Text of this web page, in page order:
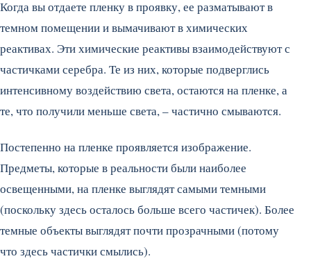
Когда вы отдаете пленку в проявку, ее разматывают в
темном помещении и вымачивают в химических
реактивах. Эти химические реактивы взаимодействуют с
частичками серебра. Те из них, которые подверглись
интенсивному воздействию света, остаются на пленке, а
те, что получили меньше света, – частично смываются.
Постепенно на пленке проявляется изображение.
Предметы, которые в реальности были наиболее
освещенными, на пленке выглядят самыми темными
(поскольку здесь осталось больше всего частичек). Более
темные объекты выглядят почти прозрачными (потому
что здесь частички смылись).